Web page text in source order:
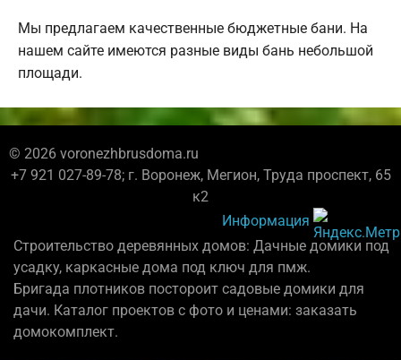
Мы предлагаем качественные бюджетные бани. На
нашем сайте имеются разные виды бань небольшой
площади.
© 2026 voronezhbrusdoma.ru
+7 921 027-89-78; г. Воронеж, Мегион, Труда проспект, 65
к2
Информация
Строительство деревянных домов: Дачные домики под
усадку, каркасные дома под ключ для пмж.
Бригада плотников постороит садовые домики для
дачи. Каталог проектов с фото и ценами: заказать
домокомплект.